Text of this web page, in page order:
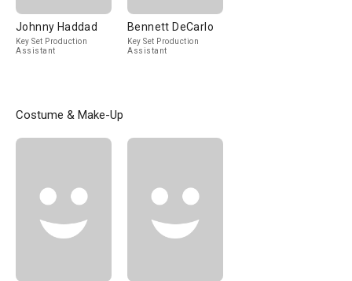
Johnny Haddad
Key Set Production
Assistant
Bennett DeCarlo
Key Set Production
Assistant
Costume & Make-Up